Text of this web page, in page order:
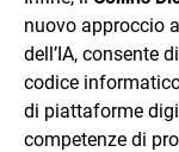
nuovo approccio
dell’IA, consente
codice
di piattaforme
competenze di